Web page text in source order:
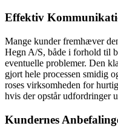
Effektiv
Mange kunder fremhæver
Hegn A/S, både i forhold til
eventuelle problemer. Den
gjort hele processen smidig
roses virksomheden for
hvis der opstår udfordringer
Kundernes